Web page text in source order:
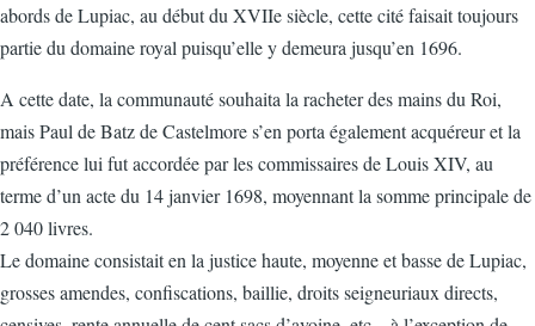
abords de Lupiac, au début du XVIIe siècle, cette cité faisait toujours
partie du domaine royal puisqu’elle y demeura jusqu’en 1696.
A cette date, la communauté souhaita la racheter des mains du Roi,
mais Paul de Batz de Castelmore s’en porta également acquéreur et la
préférence lui fut accordée par les commissaires de Louis XIV, au
terme d’un acte du 14 janvier 1698, moyennant la somme principale de
2 040 livres.
Le domaine consistait en la justice haute, moyenne et basse de Lupiac,
grosses amendes, confiscations, baillie, droits seigneuriaux directs,